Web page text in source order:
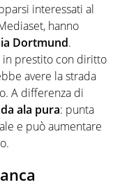
interessati al
hanno
Dortmund.
in prestito con diritto
avere la strada
A differenza di
da ala pura: punta
e può aumentare